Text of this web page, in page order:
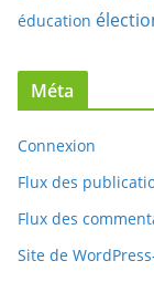
éducation
Méta
Connexion
Flux des
Flux des
Site de